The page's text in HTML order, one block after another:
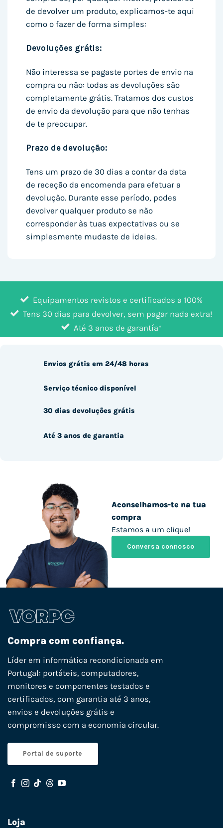
de devolver um produto, explicamos-te aqui
como o fazer de forma simples:
Devoluções grátis:
Não interessa se pagaste portes de envio na
compra ou não: todas as devoluções são
completamente grátis. Tratamos dos custos
de envio da devolução para que não tenhas
de te preocupar.
Prazo de devolução:
Tens um prazo de 30 dias a contar da data
de receção da encomenda para efetuar a
devolução. Durante esse período, podes
devolver qualquer produto se não
corresponder às tuas expectativas ou se
simplesmente mudaste de ideias.
Equipamentos revistos e certificados a 100%
Tens 30 dias para devolver, sem pagar nada extra!
Até 3 anos de garantía*
Aconselhamos-te na tua
compra
Estamos a um clique!
Conversa connosco
Envios grátis em 24/48 horas
Serviço técnico disponível
30 dias devoluções grátis
Até 3 anos de garantia
Compra com confiança.
Líder em informática recondicionada em
Portugal: portáteis, computadores,
monitores e componentes testados e
certificados, com garantia até 3 anos,
envios e devoluções grátis e
compromisso com a economia circular.
Portal de suporte
Loja